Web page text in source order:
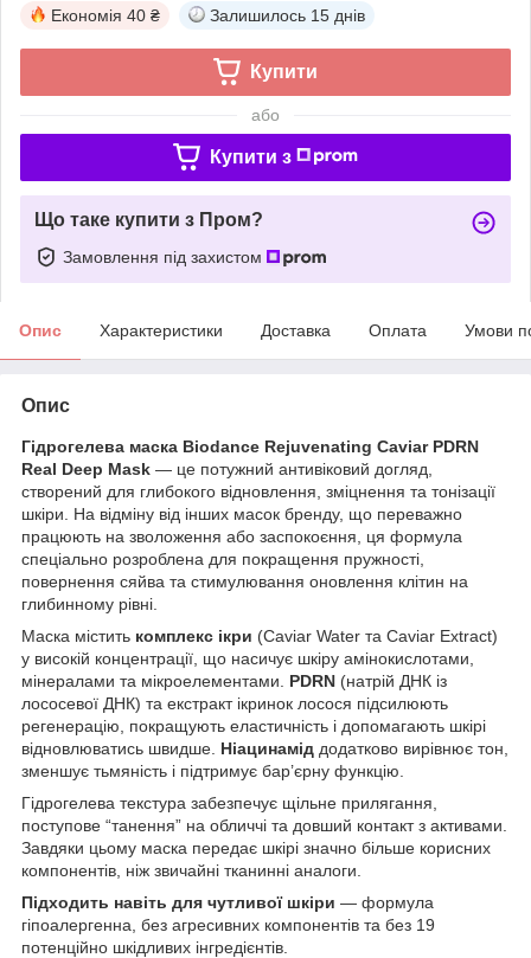
Економія 40 ₴ Залишилось 15 днів
Купити
або
Купити з
Що таке купити з Пром?
Замовлення під захистом
Опис Характеристики Доставка Оплата Умови
Опис
Гідрогелева маска Biodance Rejuvenating Caviar PDRN
Real Deep Mask — це потужний антивіковий догляд,
створений для глибокого відновлення, зміцнення та тонізації
шкіри. На відміну від інших масок бренду, що переважно
працюють на зволоження або заспокоєння, ця формула
спеціально розроблена для покращення пружності,
повернення сяйва та стимулювання оновлення клітин на
глибинному рівні.
Маска містить комплекс ікри (Caviar Water та Caviar Extract)
у високій концентрації, що насичує шкіру амінокислотами,
мінералами та мікроелементами. PDRN (натрій ДНК із
лососевої ДНК) та екстракт ікринок лосося підсилюють
регенерацію, покращують еластичність і допомагають шкірі
відновлюватись швидше. Ніацинамід додатково вирівнює тон,
зменшує тьмяність і підтримує бар’єрну функцію.
Гідрогелева текстура забезпечує щільне прилягання,
поступове “танення” на обличчі та довший контакт з активами.
Завдяки цьому маска передає шкірі значно більше корисних
компонентів, ніж звичайні тканинні аналоги.
Підходить навіть для чутливої шкіри — формула
гіпоалергенна, без агресивних компонентів та без 19
потенційно шкідливих інгредієнтів.